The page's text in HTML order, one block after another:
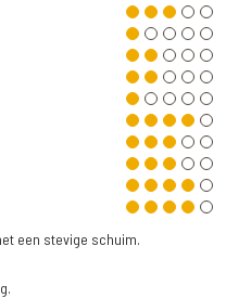
een stevige schuim.